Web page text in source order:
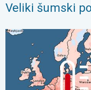
Veliki šumski
Rekordno topao jun u